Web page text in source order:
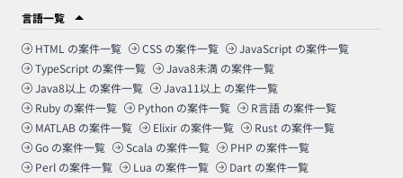
言語一覧
HTML の案件一覧 CSS の案件一覧 JavaScript の案件一覧
TypeScript の案件一覧 Java8未満 の案件一覧
Java8以上 の案件一覧 Java11以上 の案件一覧
Ruby の案件一覧 Python の案件一覧 R言語 の案件一覧
MATLAB の案件一覧 Elixir の案件一覧 Rust の案件一覧
Go の案件一覧 Scala の案件一覧 PHP の案件一覧
Perl の案件一覧 Lua の案件一覧 Dart の案件一覧